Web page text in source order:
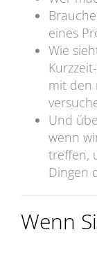
eines
Wie
mit den
Und
wenn
treffen,
Dingen
Wenn